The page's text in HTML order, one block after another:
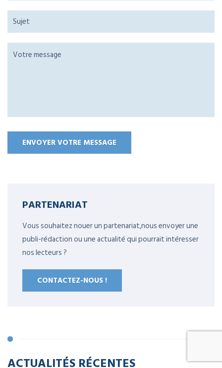
PARTENARIAT
Vous souhaitez nouer un partenariat,nous envoyer une
publi-rédaction ou une actualité qui pourrait intéresser
nos lecteurs ?
CONTACTEZ-NOUS !
ACTUALITÉS RÉCENTES